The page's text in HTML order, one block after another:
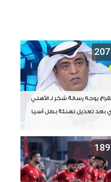
يوجه رسالة شكر لـ الأهلي
بعد تعديل تهنئة بطل آسيا